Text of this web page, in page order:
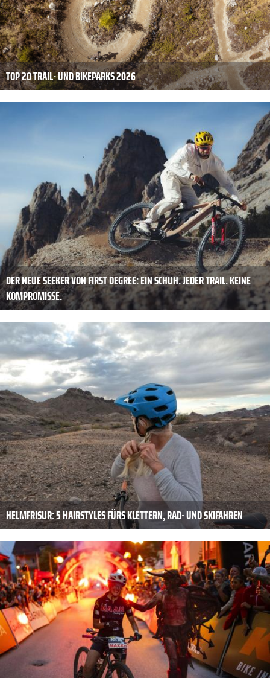
TOP 20 TRAIL- UND BIKEPARKS 2026
DER NEUE SEEKER VON FIRST DEGREE: EIN SCHUH. JEDER TRAIL. KEINE
KOMPROMISSE.
HELMFRISUR: 5 HAIRSTYLES FÜRS KLETTERN, RAD- UND SKIFAHREN